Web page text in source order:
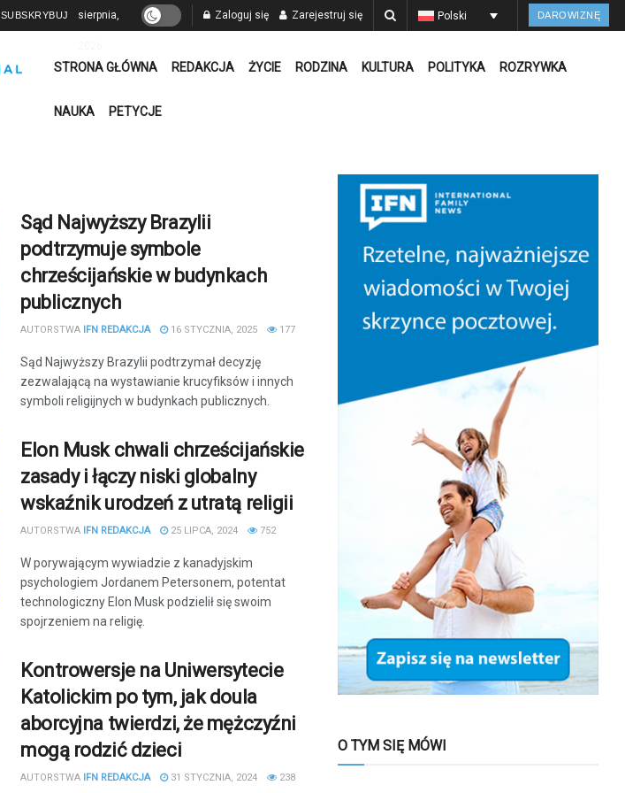
SUBSKRYBUJ sierpnia, Zaloguj się Zarejestruj się Polski DAROWIZNĘ
STRONA GŁÓWNA REDAKCJA ŻYCIE RODZINA KULTURA POLITYKA ROZRYWKA
NAUKA PETYCJE
Sąd Najwyższy Brazylii
podtrzymuje symbole
chrześcijańskie w budynkach
publicznych
AUTORSTWA IFN REDAKCJA 16 STYCZNIA, 2025 177
Sąd Najwyższy Brazylii podtrzymał decyzję
zezwalającą na wystawianie krucyfiksów i innych
symboli religijnych w budynkach publicznych.
Elon Musk chwali chrześcijańskie
zasady i łączy niski globalny
wskaźnik urodzeń z utratą religii
AUTORSTWA IFN REDAKCJA 25 LIPCA, 2024 752
W porywającym wywiadzie z kanadyjskim
psychologiem Jordanem Petersonem, potentat
technologiczny Elon Musk podzielił się swoim
spojrzeniem na religię.
Kontrowersje na Uniwersytecie
Katolickim po tym, jak doula
aborcyjna twierdzi, że mężczyźni
mogą rodzić dzieci
AUTORSTWA IFN REDAKCJA 31 STYCZNIA, 2024 238
O TYM SIĘ MÓWI